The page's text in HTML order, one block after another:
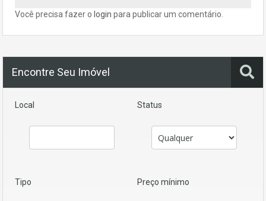
Você precisa fazer o login para publicar um comentário.
Encontre Seu Imóvel
Local Status
Tipo Preço mínimo